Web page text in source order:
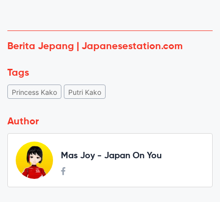
Berita Jepang | Japanesestation.com
Tags
Princess Kako Putri Kako
Author
Mas Joy - Japan On You